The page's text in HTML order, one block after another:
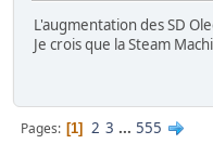
L'augmentation des SD
Je crois que la Steam
Pages 1 2 3 ... 555